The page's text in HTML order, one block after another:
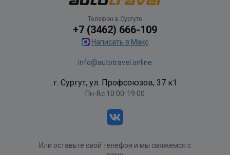
Телефон в Сургуте
+7 (3462) 666-109
Написать в Макс
info@autotravel.online
г. Сургут, ул. Профсоюзов, 37 к1
Пн-Вс 10:00-19:00
Или оставьте свой телефон и мы свяжемся с